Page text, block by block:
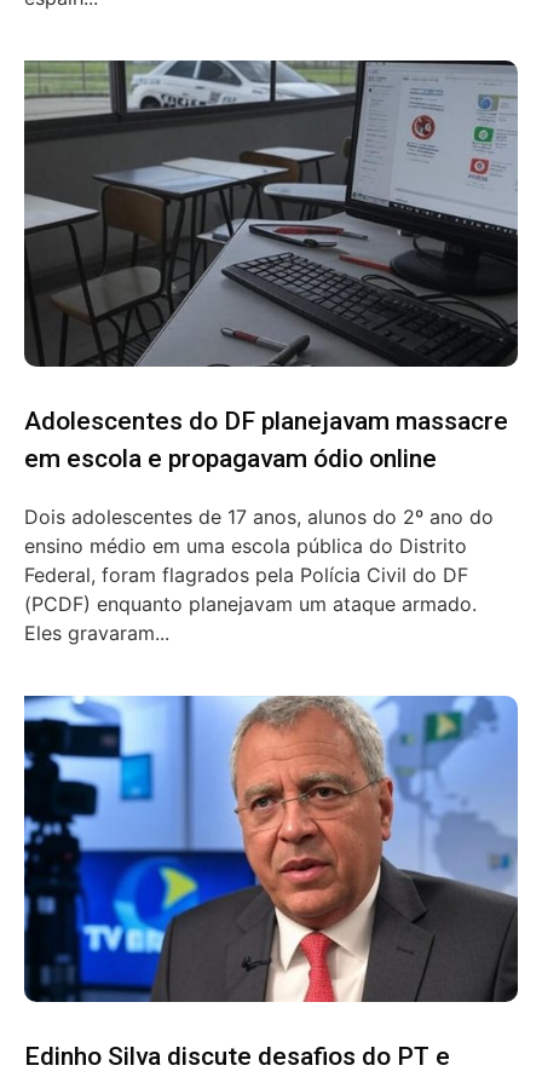
Adolescentes do DF planejavam massacre
em escola e propagavam ódio online
Dois adolescentes de 17 anos, alunos do 2º ano do
ensino médio em uma escola pública do Distrito
Federal, foram flagrados pela Polícia Civil do DF
(PCDF) enquanto planejavam um ataque armado.
Eles gravaram...
Edinho Silva discute desafios do PT e